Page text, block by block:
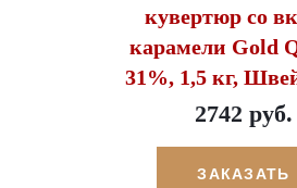
кувертюр со
карамели Gold
31%, 1,5 кг,
2742 руб.
ЗАКАЗАТЬ